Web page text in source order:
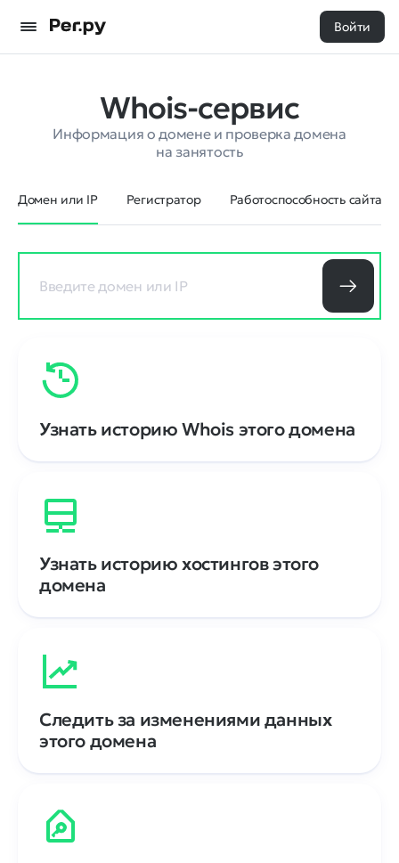
Войти
Whois-сервис
Информация о домене и проверка домена
на занятость
Домен или IP Регистратор Работоспособность сайта
Узнать историю Whois этого домена
Узнать историю хостингов этого
домена
Следить за изменениями данных
этого домена